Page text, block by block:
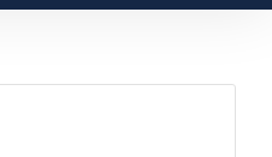
produkter